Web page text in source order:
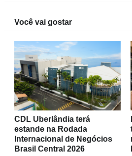
Você vai gostar
CDL Uberlândia terá
estande na Rodada
Internacional de Negócios
Brasil Central 2026